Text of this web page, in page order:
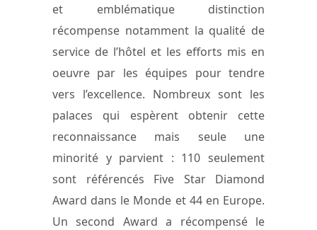
et emblématique distinction
récompense notamment la qualité de
service de l’hôtel et les efforts mis en
oeuvre par les équipes pour tendre
vers l’excellence. Nombreux sont les
palaces qui espèrent obtenir cette
reconnaissance mais seule une
minorité y parvient : 110 seulement
sont référencés Five Star Diamond
Award dans le Monde et 44 en Europe.
Un second Award a récompensé le